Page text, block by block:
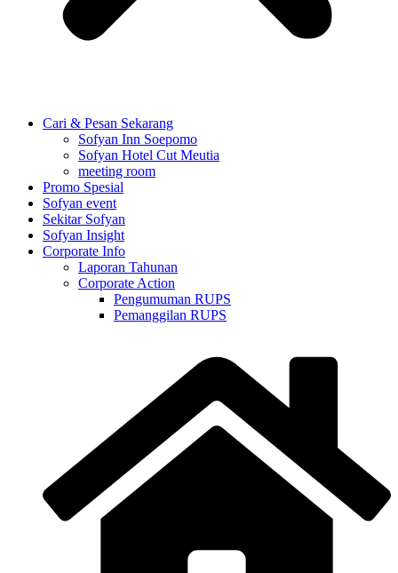
Cari & Pesan Sekarang
Sofyan Inn Soepomo
Sofyan Hotel Cut Meutia
meeting room
Promo Spesial
Sofyan event
Sekitar Sofyan
Sofyan Insight
Corporate Info
Laporan Tahunan
Corporate Action
Pengumuman RUPS
Pemanggilan RUPS